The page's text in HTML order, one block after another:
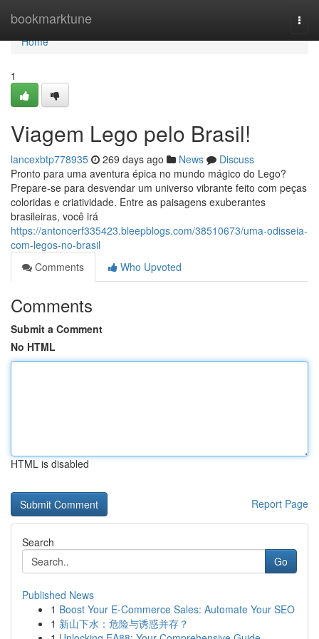
bookmarktune
Home
Home
1
Viagem Lego pelo Brasil!
lancexbtp778935 269 days ago News
Discuss
Pronto para uma aventura épica no mundo mágico do Lego?
Prepare-se para desvendar um universo vibrante feito com peças
coloridas e criatividade. Entre as paisagens exuberantes
brasileiras, você irá
https://antoncerf335423.bleepblogs.com/38510673/uma-odisseia-
com-legos-no-brasil
Comments
Who Upvoted
Comments
Submit a Comment
No HTML
HTML is disabled
Report Page
Search
Go
Published News
1 Boost Your E-Commerce Sales: Automate Your SEO
1 新山下水：危险与诱惑并存？